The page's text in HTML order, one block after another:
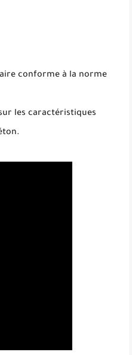
conforme à la norme
les caractéristiques